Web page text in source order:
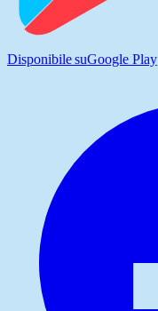
Disponibile suGoogle Play